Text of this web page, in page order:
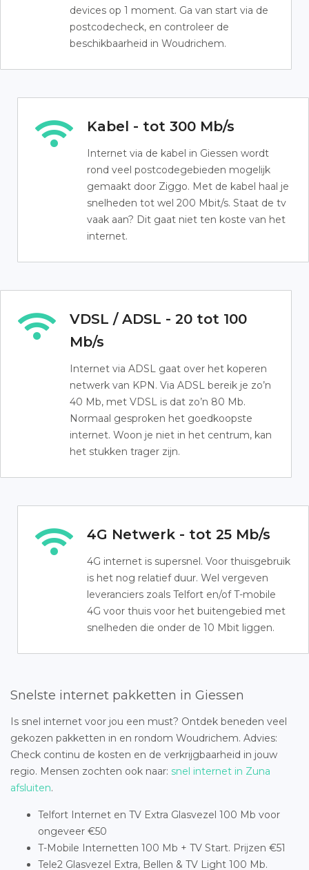
devices op 1 moment. Ga van start via de
postcodecheck, en controleer de
beschikbaarheid in Woudrichem.
Kabel - tot 300 Mb/s
Internet via de kabel in Giessen wordt
rond veel postcodegebieden mogelijk
gemaakt door Ziggo. Met de kabel haal je
snelheden tot wel 200 Mbit/s. Staat de tv
vaak aan? Dit gaat niet ten koste van het
internet.
VDSL / ADSL - 20 tot 100
Mb/s
Internet via ADSL gaat over het koperen
netwerk van KPN. Via ADSL bereik je zo’n
40 Mb, met VDSL is dat zo’n 80 Mb.
Normaal gesproken het goedkoopste
internet. Woon je niet in het centrum, kan
het stukken trager zijn.
4G Netwerk - tot 25 Mb/s
4G internet is supersnel. Voor thuisgebruik
is het nog relatief duur. Wel vergeven
leveranciers zoals Telfort en/of T-mobile
4G voor thuis voor het buitengebied met
snelheden die onder de 10 Mbit liggen.
Snelste internet pakketten in Giessen
Is snel internet voor jou een must? Ontdek beneden veel
gekozen pakketten in en rondom Woudrichem. Advies:
Check continu de kosten en de verkrijgbaarheid in jouw
regio. Mensen zochten ook naar: snel internet in Zuna
afsluiten.
Telfort Internet en TV Extra Glasvezel 100 Mb voor
ongeveer €50
T-Mobile Internetten 100 Mb + TV Start. Prijzen €51
Tele2 Glasvezel Extra, Bellen & TV Light 100 Mb.